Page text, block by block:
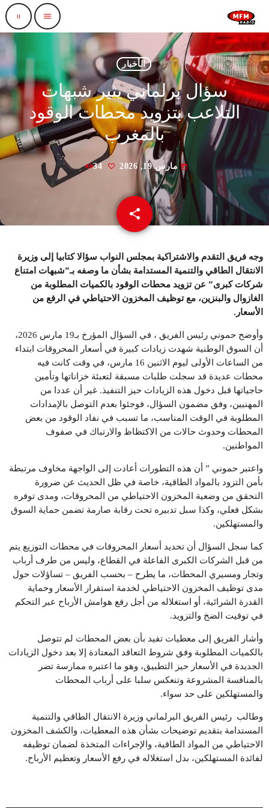
menu
pause
الأخبار
سؤال برلماني يثير شبهات
التلاعب بتزويد محطات الوقود
بالمغرب
today مارس 19, 2026 34
share
email
وجه فريق التقدم والاشتراكية بمجلس النواب سؤالا كتابيا إلى وزيرة
الانتقال الطاقي والتنمية المستدامة بشأن ما وصفه بـ”شبهات امتناع
شركات كبرى” عن تزويد محطات الوقود بالكميات المطلوبة من
الغازوال والبنزين، مع توظيف المخزون الاحتياطي في الرفع من
الأسعار .
وأوضح حموني رئيس الفريق ، في السؤال المؤرخ بـ19 مارس 2026،
أن السوق الوطنية شهدت زيادات كبيرة في أسعار المحروقات ابتداء
من الساعات الأولى ليوم الاثنين 16 مارس، في وقت كانت فيه
محطات عديدة قد سجلت طلبات مسبقة لتعبئة خزاناتها وتأمين
حاجياتها قبل دخول هذه الزيادات حيز التنفيذ. غير أن عددا من
المهنيين، وفق مضمون السؤال، فوجئوا بعدم التوصل بالإمدادات
المطلوبة في الوقت المناسب، ما تسبب في نفاد الوقود من بعض
المحطات وحدوث حالات من الاكتظاظ والارتباك في صفوف
المواطنين.
واعتبر حموني ” أن هذه التطورات أعادت إلى الواجهة مخاوف مرتبطة
بأمن التزود بالمواد الطاقية، خاصة في ظل الحديث عن ضرورة
التحقق من وضعية المخزون الاحتياطي من المحروقات، ومدى توفره
بشكل فعلي، وكذا سبل تدبيره تحت رقابة صارمة تضمن حماية السوق
والمستهلكين.
كما سجل السؤال أن تحديد أسعار المحروقات في محطات التوزيع يتم
من قبل الشركات الكبرى الفاعلة في القطاع، وليس من طرف أرباب
وتجار ومسيري المحطات، ما يطرح – بحسب الفريق – تساؤلات حول
مدى توظيف المخزون الاحتياطي لخدمة استقرار الأسعار وحماية
القدرة الشرائية، أو استغلاله من أجل رفع هوامش الأرباح عبر التحكم
في توقيت الضخ والتزويد.
وأشار الفريق إلى معطيات تفيد بأن بعض المحطات لم تتوصل
بالكميات المطلوبة وفق شروط التعاقد المعتادة إلا بعد دخول الزيادات
الجديدة في الأسعار حيز التطبيق، وهو ما اعتبره ممارسة تضر
بالمنافسة المشروعة وتنعكس سلبا على أرباب المحطات
والمستهلكين على حد سواء.
وطالب رئيس الفريق البرلماني وزيرة الانتقال الطاقي والتنمية
المستدامة بتقديم توضيحات بشأن هذه المعطيات، والكشف المخزون
الاحتياطي من المواد الطاقية، والإجراءات المتخذة لضمان توظيفه
لفائدة المستهلكين، بدل استغلاله في رفع الأسعار وتعظيم الأرباح.